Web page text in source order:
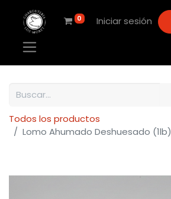
0 Iniciar sesión
Todos los productos
Lomo Ahumado Deshuesado (1lb)